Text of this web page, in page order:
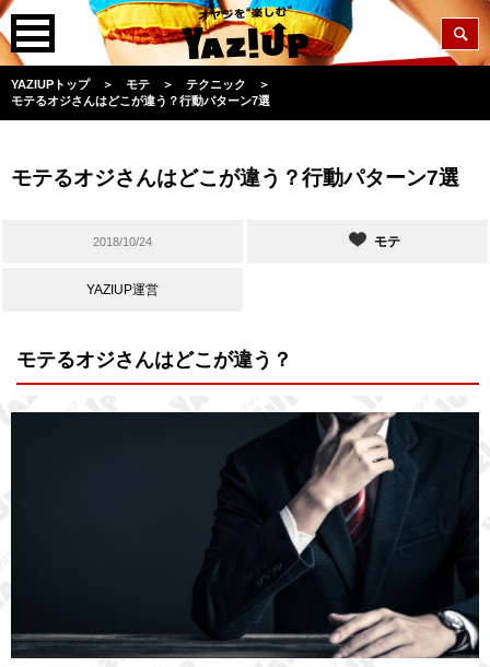
YAZIUPトップ ＞ モテ ＞ テクニック
＞
モテるオジさんはどこが違う？行動パターン7選
モテるオジさんはどこが違う？行動パターン7選
2018/10/24 モテ
YAZIUP運営
モテるオジさんはどこが違う？